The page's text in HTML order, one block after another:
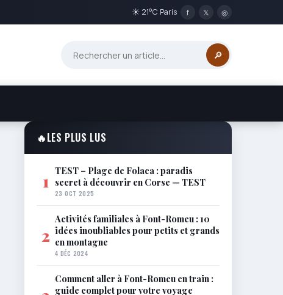
☀ 21°C Paris f 𝕏 ◎
🔎
🔥LES PLUS LUS
1 TEST – Plage de Folaca : paradis
secret à découvrir en Corse — TEST
23 OCT 2025
2
Activités familiales à Font-Romeu : 10
idées inoubliables pour petits et grands
en montagne
4 DÉC 2024
Comment aller à Font-Romeu en train :
guide complet pour votre voyage